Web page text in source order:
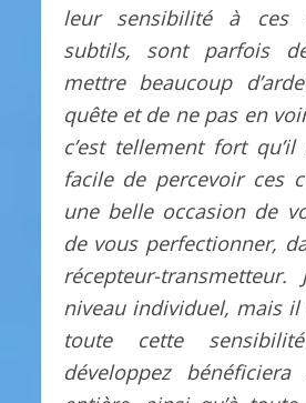
leur sensibilité à ces
subtils, sont parfois
mettre beaucoup
quête et de ne pas en
c’est tellement fort
facile de percevoir ces
une belle occasion de
de vous perfectionner,
récepteur-transmetteur.
niveau individuel, mais
toute cette
développez bénéficiera